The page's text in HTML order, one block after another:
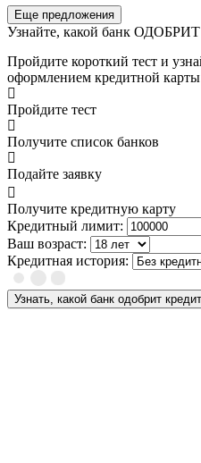
Еще предложения
Узнайте, какой банк ОДОБРИТ
Пройдите короткий тест и
оформлением кредитной карты
Пройдите тест
Получите список банков
Подайте заявку
Получите кредитную карту
Кредитный лимит:
Ваш возраст:
Кредитная история:
Узнать, какой банк одобрит